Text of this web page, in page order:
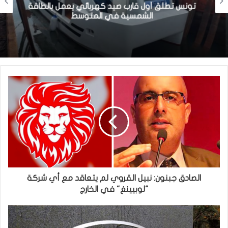
تونس تطلق أول قارب صيد كهربائي يعمل بالطاقة
الشمسية في المتوسط
الصادق جبنون: نبيل القروي لم يتعاقد مع أي شركة
"لوبيينغ" في الخارج